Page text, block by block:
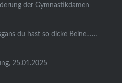
der Gymnastikdamen
du hast so dicke Beine……
25.01.2025